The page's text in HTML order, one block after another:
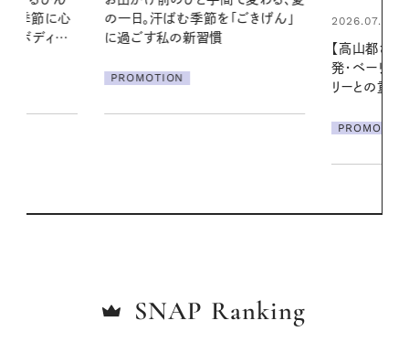
ごきげん」
2026.07.21
リーとの重ねづけも素敵な大人の
える夜の爽
SNAP Ranking